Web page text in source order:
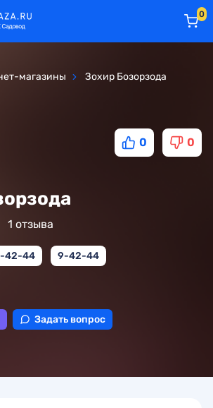
0
0 0
магазины Зохир Бозорзода
1 отзыва
42-44 9-42-44
Задать вопрос